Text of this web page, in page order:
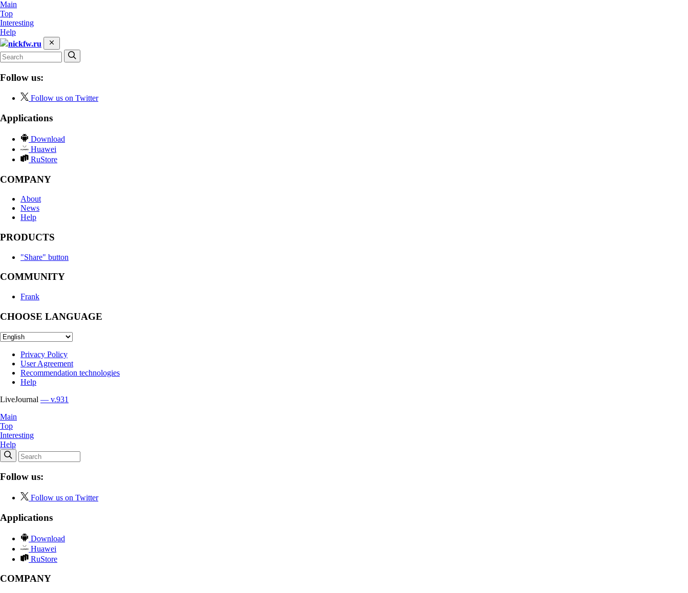
Main
Top
Interesting
Help
nickfw.ru
Follow us:
Follow us on Twitter
Applications
Download
Huawei
RuStore
COMPANY
About
News
Help
PRODUCTS
"Share" button
COMMUNITY
Frank
CHOOSE LANGUAGE
Privacy Policy
User Agreement
Recommendation technologies
Help
LiveJournal — v.931
Main
Top
Interesting
Help
Follow us:
Follow us on Twitter
Applications
Download
Huawei
RuStore
COMPANY